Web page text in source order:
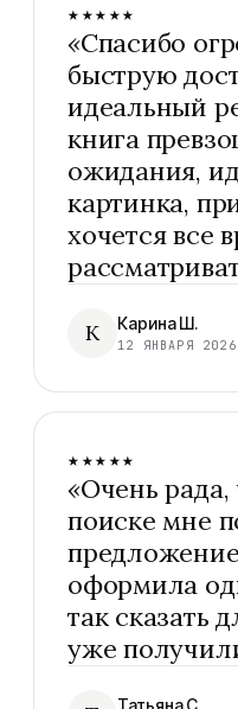
★★★★★
«Спасибо
быструю
идеальный
книга
ожидания,
картинка,
хочется все
К Карина Ш.
12 ЯНВАРЯ 2026
★★★★★
«Очень рада,
поиске мне
оформила
так сказать
уже
Татьяна С.